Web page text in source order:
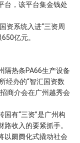
台，该平台集金钱处
系统入进“三资周
亿元。
热条PA66生产设备
经办的“智汇国资数
商介会在广州越秀会
有“三资”是广州构
收入的要紧抓手。
以阛阓化式撬动社会